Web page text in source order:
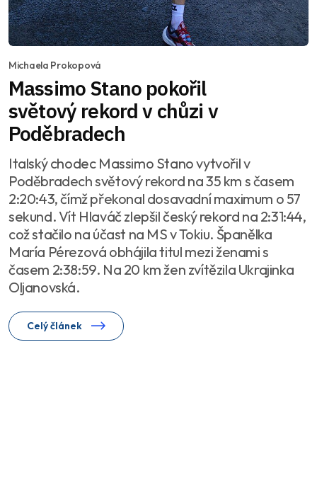
Michaela Prokopová
Massimo Stano pokořil
světový rekord v chůzi v
Poděbradech
Italský chodec Massimo Stano vytvořil v
Poděbradech světový rekord na 35 km s časem
2:20:43, čímž překonal dosavadní maximum o 57
sekund. Vít Hlaváč zlepšil český rekord na 2:31:44,
což stačilo na účast na MS v Tokiu. Španělka
María Pérezová obhájila titul mezi ženami s
časem 2:38:59. Na 20 km žen zvítězila Ukrajinka
Oljanovská.
Celý článek